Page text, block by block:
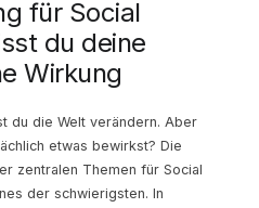
für Social
du deine
Wirkung
du die Welt verändern. Aber
etwas bewirkst? Die
zentralen Themen für Social
der schwierigsten. In